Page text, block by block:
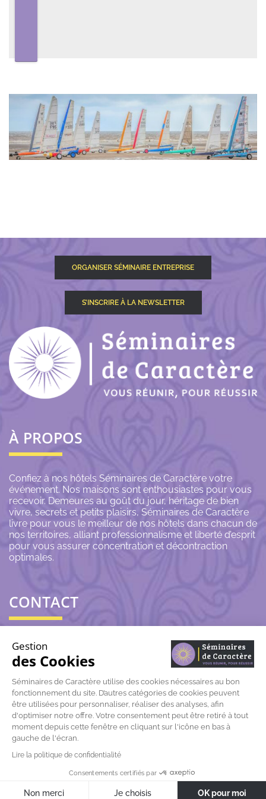
ORGANISER SÉMINAIRE ENTREPRISE
S’INSCRIRE À LA NEWSLETTER
À PROPOS
Confiez à nos hôtels Séminaires de Caractère votre
événement. Nos maisons sont enthousiastes pour vous
recevoir. Demeures au goût du jour, héritage de bien
vivre, secrets et petits plaisirs, Séminaires de Caractère
livre pour vous le meilleur de nos hôtels dans chacun de
nos territoires, alliant professionnalisme et liberté d’esprit
pour vous assurer concentration et décontraction
optimales.
CONTACT
06 43 69 79 72
contact@seminairesdecaractere.fr
197 Rue Léon Arnoux
84120 Pertuis
personnelles
Réalisation Azuracom
Gestion
des Cookies
Séminaires de Caractère utilise des cookies nécessaires au bon
fonctionnement du site. D’autres catégories de cookies peuvent
être utilisées pour personnaliser, réaliser des analyses, afin
d'optimiser notre offre. Votre consentement peut être retiré à tout
moment depuis cette fenêtre en cliquant sur l'icône en bas à
gauche de l'écran.
Lire la politique de confidentialité
Consentements certifiés par
Non merci Je choisis OK pour moi